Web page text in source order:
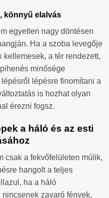
könnyű elalvás
egyetlen nagy döntésen
Ha a szoba levegője
a tér rendezett,
minősége
lépésre finomítani a
is hozhat olyan
érezni fogsz.
a háló és az esti
csak a fekvőfelületen múlik,
hangolt a teljes
ha a háló
nincsenek zavaró fények,